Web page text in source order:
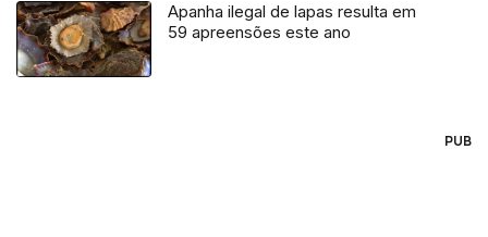
Apanha ilegal de lapas resulta em
59 apreensões este ano
PUB